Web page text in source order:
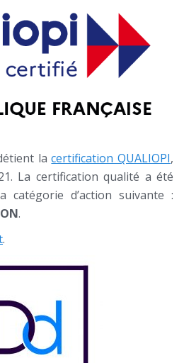
lacertification QUALIOPI,
La certification qualité a été
d’action suivante :
.
.